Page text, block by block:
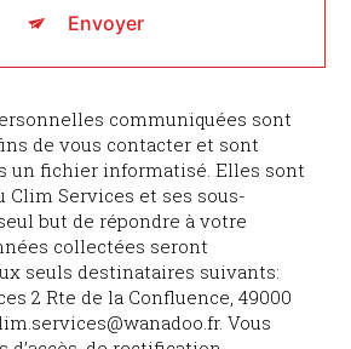
Envoyer
communiquées sont
de vous contacter et sont
un fichier informatisé. Elles sont
Clim Services et ses sous-
but de répondre à votre
collectées seront
seuls destinataires suivants:
2 Rte de la Confluence, 49000
Vous